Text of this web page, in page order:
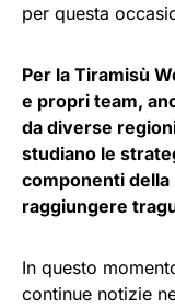
per questa
Per la Tiramisù
e propri team,
da diverse
studiano le
componenti
raggiungere
In questo
continue notizie